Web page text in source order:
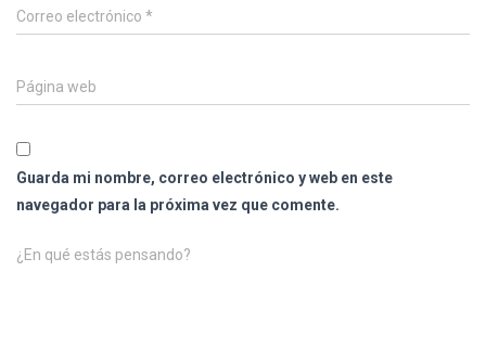
Correo electrónico *
Página web
Guarda mi nombre, correo electrónico y web en este
navegador para la próxima vez que comente.
¿En qué estás pensando?